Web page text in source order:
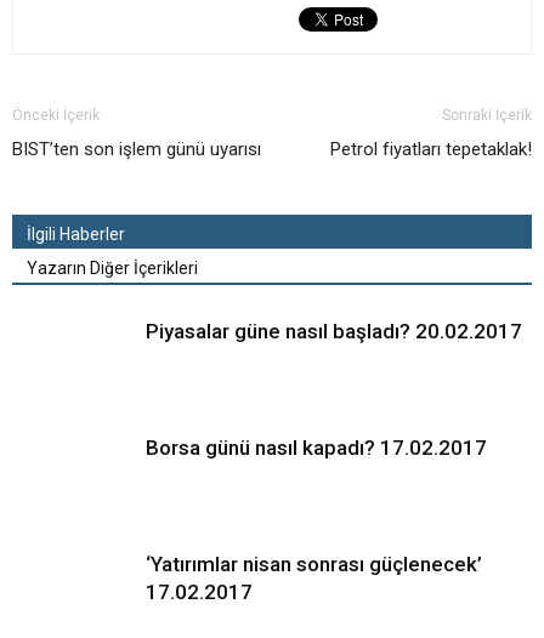
Önceki İçerik
BIST’ten son işlem günü uyarısı
Sonraki İçerik
Petrol fiyatları tepetaklak!
İlgili Haberler
Yazarın Diğer İçerikleri
Piyasalar güne nasıl başladı? 20.02.2017
Borsa günü nasıl kapadı? 17.02.2017
‘Yatırımlar nisan sonrası güçlenecek’
17.02.2017